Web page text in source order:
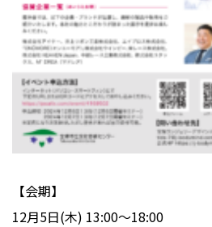
【会期】
12月5日(木) 13:00～18:00